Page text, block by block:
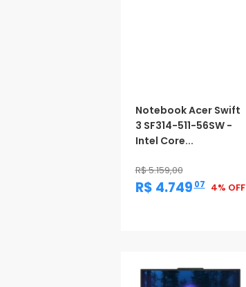
Notebook Acer Swift
3 SF314-511-56SW -
Intel Core...
R$ 5.159,00
R$ 4.749 ,07
4% OFF